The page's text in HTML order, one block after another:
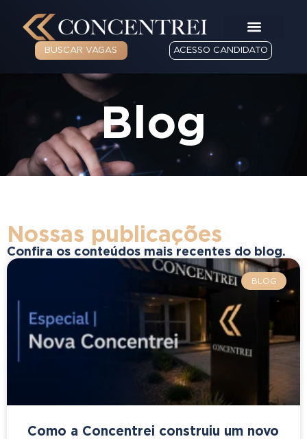
BUSCAR VAGAS ACESSO CANDIDATO
Blog
Nossas publicações
Confira os conteúdos mais recentes do blog.
BLOG
Como a Concentrei construiu um novo